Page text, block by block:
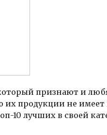
признают и
их продукции не
10 лучших в своей